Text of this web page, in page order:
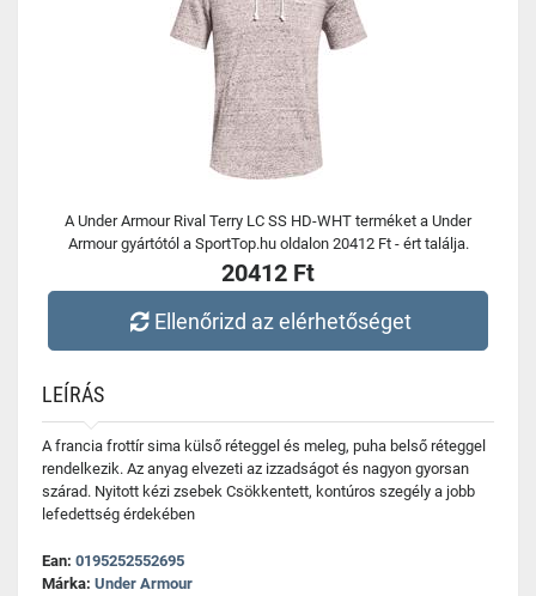
A Under Armour Rival Terry LC SS HD-WHT terméket a Under
Armour gyártótól a SportTop.hu oldalon 20412 Ft - ért találja.
20412 Ft
Ellenőrizd az elérhetőséget
LEÍRÁS
A francia frottír sima külső réteggel és meleg, puha belső réteggel
rendelkezik. Az anyag elvezeti az izzadságot és nagyon gyorsan
szárad. Nyitott kézi zsebek Csökkentett, kontúros szegély a jobb
lefedettség érdekében
Ean: 0195252552695
Márka: Under Armour